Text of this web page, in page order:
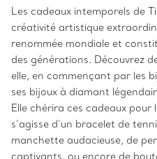
Les cadeaux intemporels de
créativité artistique
renommée mondiale et
des générations. Découvrez
elle, en commençant par les
ses bijoux à diamant
Elle chérira ces cadeaux pour
s’agisse d’un bracelet de
manchette audacieuse, de
captivants, ou encore de